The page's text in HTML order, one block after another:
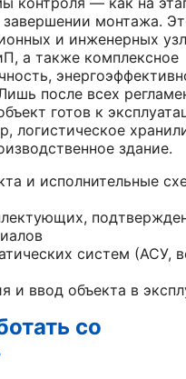
монтажа.
и инженерных
а также комплексное
после всех
готов к
логистическое
здание.
и исполнительные
систем (АСУ,
и ввод объекта в
со